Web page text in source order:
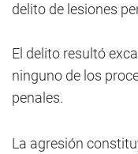
delito de lesiones
El delito resultó
ninguno de los
penales.
La agresión